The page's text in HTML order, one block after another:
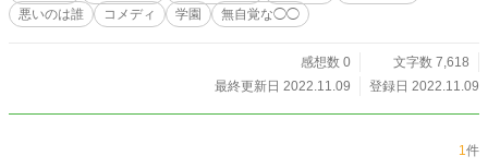
悪いのは誰
コメディ 学園 無自覚な◯◯
感想数 0
文字数 7,618
最終更新日 2022.11.09
登録日 2022.11.09
1件